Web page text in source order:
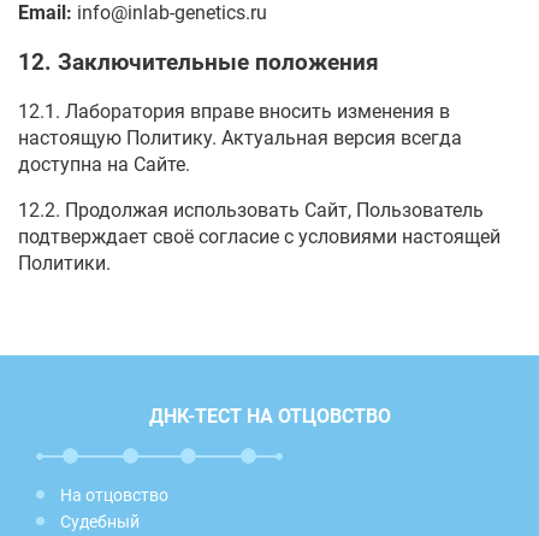
Email: info@inlab-genetics.ru
12. Заключительные положения
12.1. Лаборатория вправе вносить изменения в
настоящую Политику. Актуальная версия всегда
доступна на Сайте.
12.2. Продолжая использовать Сайт, Пользователь
подтверждает своё согласие с условиями настоящей
Политики.
ДНК-ТЕСТ НА ОТЦОВСТВО
На отцовство
Судебный